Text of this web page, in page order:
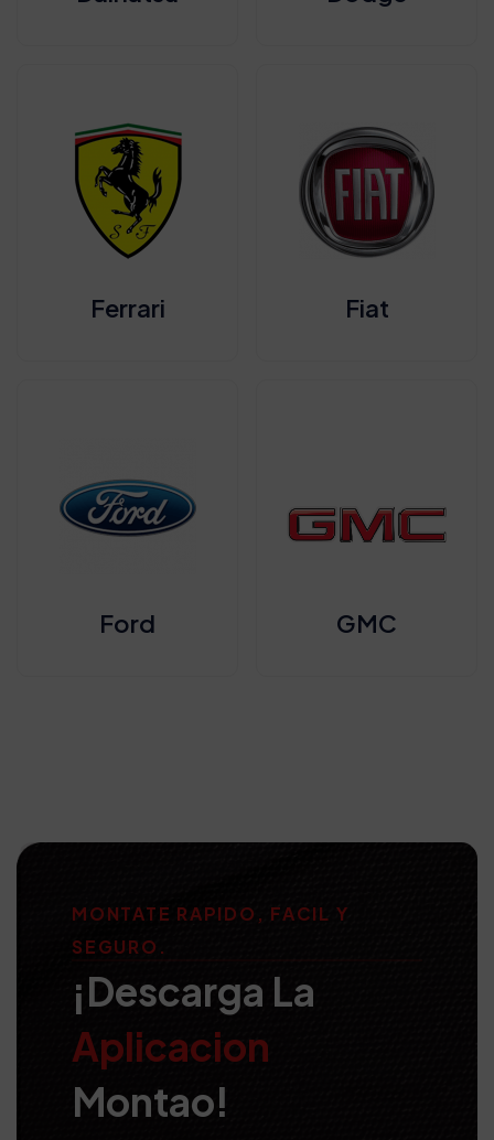
Ferrari Fiat
Ford GMC
MONTATE RAPIDO, FACIL Y
SEGURO.
¡Descarga La
Aplicacion
Montao!